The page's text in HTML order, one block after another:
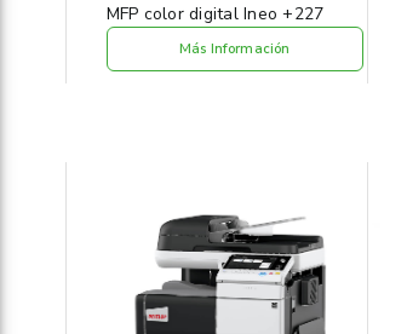
MFP color digital Ineo +227
Más Información